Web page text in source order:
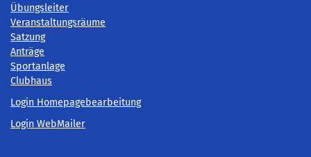
Übungsleiter
Veranstaltungsräume
Satzung
Anträge
Sportanlage
Clubhaus
Login Homepagebearbeitung
Login WebMailer